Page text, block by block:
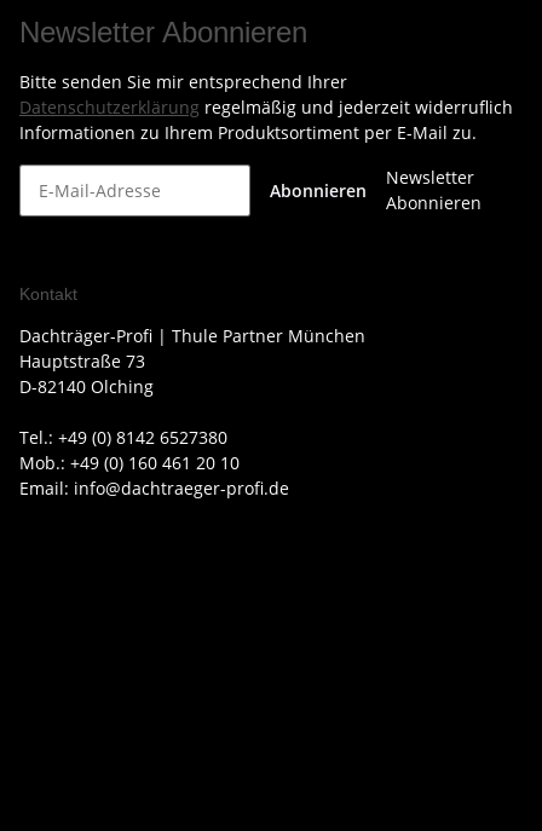
Newsletter Abonnieren
Bitte senden Sie mir entsprechend Ihrer
Datenschutzerklärung regelmäßig und jederzeit widerruflich
Informationen zu Ihrem Produktsortiment per E-Mail zu.
Abonnieren
Newsletter
Abonnieren
Kontakt
Dachträger-Profi | Thule Partner München
Hauptstraße 73
D-82140 Olching
Tel.: +49 (0) 8142 6527380
Mob.: +49 (0) 160 461 20 10
Email: info@dachtraeger-profi.de